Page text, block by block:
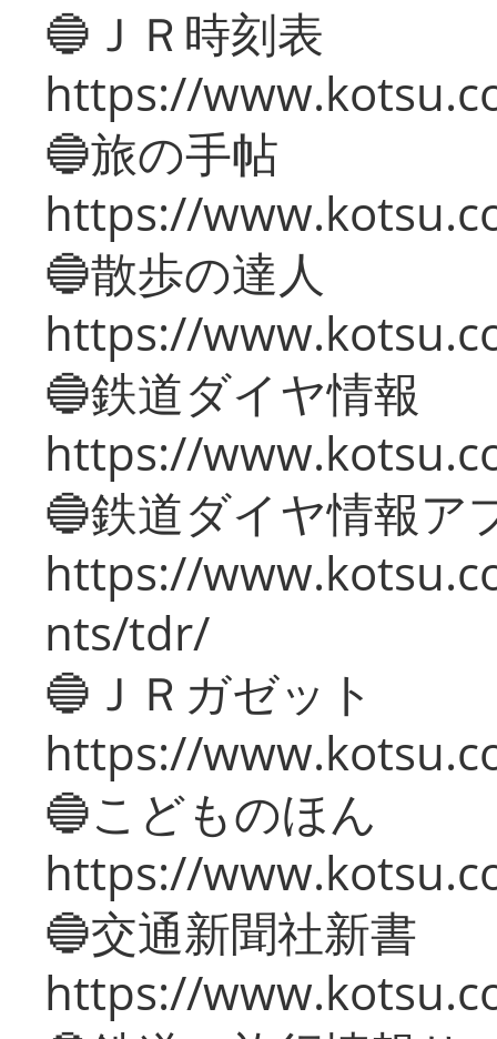
🔵ＪＲ時刻表
https://
🔵旅の手帖
https://
🔵散歩の達人
https://
🔵鉄道ダイヤ情報
https://
🔵鉄道ダイヤ情報ア
https://
nts/tdr/
🔵ＪＲガゼット
https://
🔵こどものほん
https://
🔵交通新聞社新書
https://